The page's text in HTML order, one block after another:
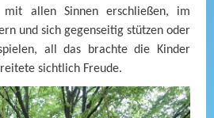
mit allen Sinnen erschließen, im
und sich gegenseitig stützen oder
all das brachte die Kinder
sichtlich Freude.